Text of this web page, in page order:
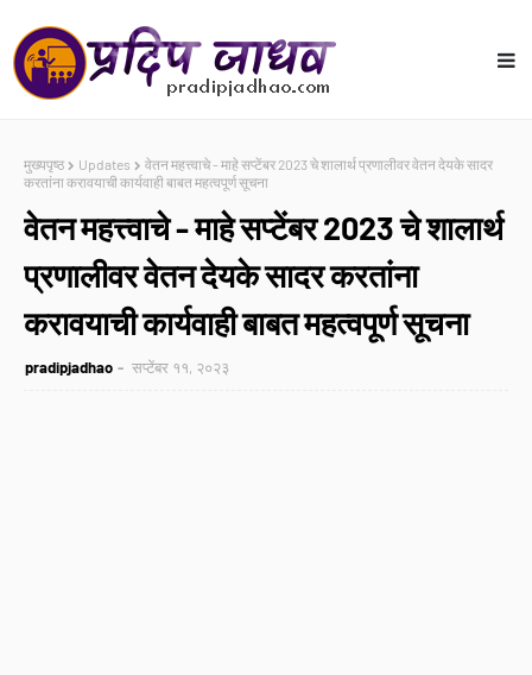
मुख्यपृष्ठ Updates
वेतन महत्त्वाचे - माहे सप्टेंबर 2023 चे शालार्थ प्रणालीवर वेतन देयके सादर
करतांना करावयाची कार्यवाही बाबत महत्वपूर्ण सूचना
वेतन महत्त्वाचे - माहे सप्टेंबर 2023 चे शालार्थ
प्रणालीवर वेतन देयके सादर करतांना
करावयाची कार्यवाही बाबत महत्वपूर्ण सूचना
pradipjadhao सप्टेंबर ११, २०२३